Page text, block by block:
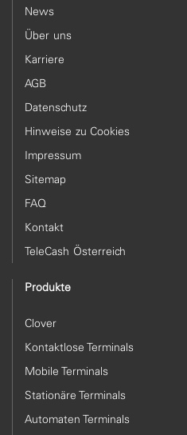
News
Über uns
Karriere
AGB
Datenschutz
Hinweise zu Cookies
Impressum
Sitemap
FAQ
Kontakt
TeleCash Österreich
Produkte
Clover
Kontaktlose Terminals
Mobile Terminals
Stationäre Terminals
Automaten Terminals